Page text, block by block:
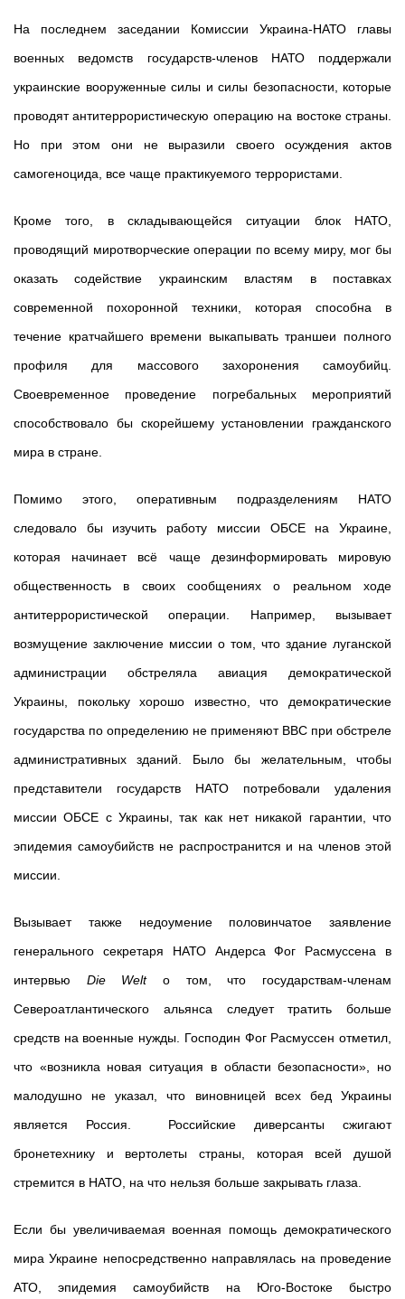
На последнем заседании Комиссии Украина-НАТО главы
военных ведомств государств-членов НАТО поддержали
украинские вооруженные силы и силы безопасности, которые
проводят антитеррористическую операцию на востоке страны.
Но при этом они не выразили своего осуждения актов
самогеноцида, все чаще практикуемого террористами.
Кроме того, в складывающейся ситуации блок НАТО,
проводящий миротворческие операции по всему миру, мог бы
оказать содействие украинским властям в поставках
современной похоронной техники, которая способна в
течение кратчайшего времени выкапывать траншеи полного
профиля для массового захоронения самоубийц.
Своевременное проведение погребальных мероприятий
способствовало бы скорейшему установлении гражданского
мира в стране.
Помимо этого, оперативным подразделениям НАТО
следовало бы изучить работу миссии ОБСЕ на Украине,
которая начинает всё чаще дезинформировать мировую
общественность в своих сообщениях о реальном ходе
антитеррористической операции. Например, вызывает
возмущение заключение миссии о том, что здание луганской
администрации обстреляла авиация демократической
Украины, покольку хорошо известно, что демократические
государства по определению не применяют ВВС при обстреле
административных зданий. Было бы желательным, чтобы
представители государств НАТО потребовали удаления
миссии ОБСЕ с Украины, так как нет никакой гарантии, что
эпидемия самоубийств не распространится и на членов этой
миссии.
Вызывает также недоумение половинчатое заявление
генерального секретаря НАТО Андерса Фог Расмуссена в
интервью Die Welt о том, что государствам-членам
Североатлантического альянса следует тратить больше
средств на военные нужды. Господин Фог Расмуссен отметил,
что «возникла новая ситуация в области безопасности», но
малодушно не указал, что виновницей всех бед Украины
является Россия. Российские диверсанты сжигают
бронетехнику и вертолеты страны, которая всей душой
стремится в НАТО, на что нельзя больше закрывать глаза.
Если бы увеличиваемая военная помощь демократического
мира Украине непосредственно направлялась на проведение
АТО, эпидемия самоубийств на Юго-Востоке быстро